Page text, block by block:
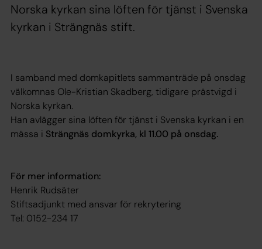
Norska kyrkan sina löften för tjänst i Svenska
kyrkan i Strängnäs stift.
I samband med domkapitlets sammanträde på onsdag
välkomnas Ole-Kristian Skadberg, tidigare prästvigd i
Norska kyrkan.
Han avlägger sina löften för tjänst i Svenska kyrkan i en
mässa i Strängnäs domkyrka, kl 11.00 på onsdag.
För mer information:
Henrik Rudsäter
Stiftsadjunkt med ansvar för rekrytering
Tel: 0152-234 17